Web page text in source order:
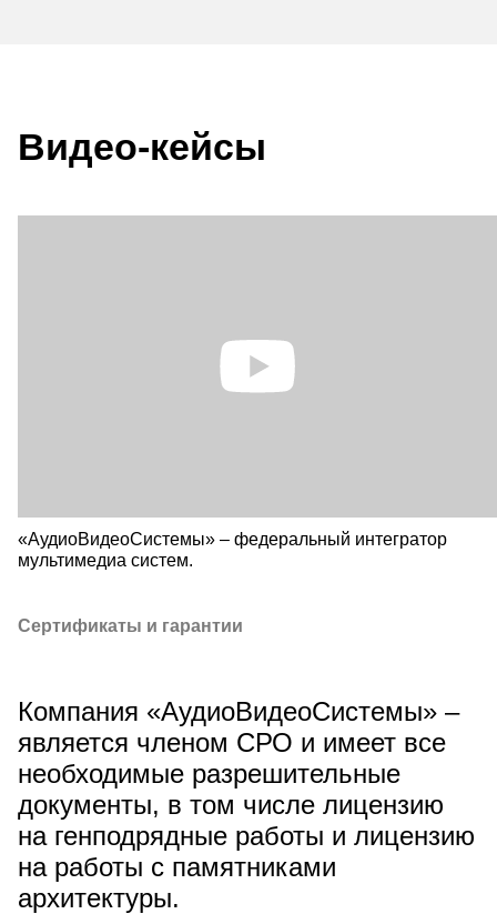
Видео-кейсы
«АудиоВидеоСистемы» – федеральный интегратор
мультимедиа систем.
Сертификаты и гарантии
Компания «АудиоВидеоСистемы» –
является членом СРО и имеет все
необходимые разрешительные
документы, в том числе лицензию
на генподрядные работы и лицензию
на работы с памятниками
архитектуры.